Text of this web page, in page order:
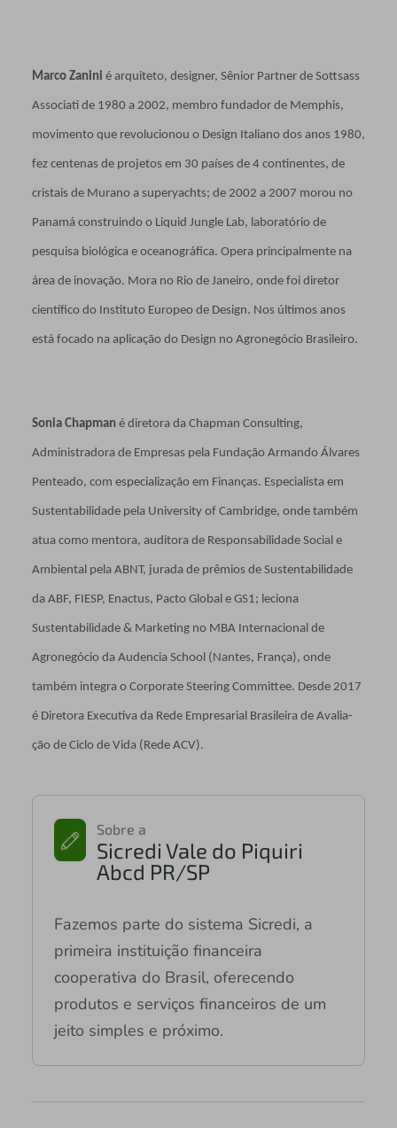
Marco Zanini é arquiteto, designer, Sênior Partner de Sottsass
Associati de 1980 a 2002, membro fundador de Memphis,
movimento que revolucionou o Design Italiano dos anos 1980,
fez centenas de projetos em 30 paí­ses de 4 continentes, de
cristais de Murano a superyachts; de 2002 a 2007 morou no
Panamá construindo o Liquid Jungle Lab, laboratório de
pesquisa biológica e ocea­nográfica. Opera principalmente na
área de inovação. Mora no Rio de Janeiro, onde foi diretor
científico do Instituto Europeo de Design. Nos últimos anos
está focado na aplicação do Design no Agronegócio Brasileiro.
Sonia Chapmané diretora da Chapman Consulting,
Administradora de Em­presas pela Fundação Armando Álvares
Penteado, com especialização em Finanças. Especialista em
Sustentabilidade pela Uni­versity of Cambridge, onde também
atua como mentora, auditora de Responsabili­dade Social e
Ambiental pela ABNT, jura­da de prêmios de Sustentabilidade
da ABF, FIESP, Enactus, Pacto Global e GS1; lecio­na
Sustentabilidade & Marketing no MBA Internacional de
Agronegócio da Auden­cia School (Nantes, França), onde
também integra o Corporate Steering Committee. Desde 2017
é Diretora Executiva da Rede Empresarial Brasileira de Avalia­
ção de Ciclo de Vida (Rede ACV).
Sobre a
Sicredi Vale do Piquiri
Abcd PR/SP
Fazemos parte do sistema Sicredi, a
primeira instituição financeira
cooperativa do Brasil, oferecendo
produtos e serviços financeiros de um
jeito simples e próximo.